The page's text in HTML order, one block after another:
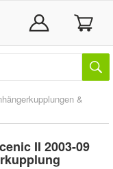
&
II 2003-09